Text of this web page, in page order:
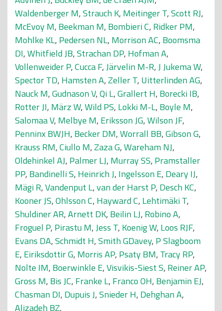
Waldenberger M,Strauch K, Meitinger T,Scott RJ,
McEvoy M, Beekman M, Bombieri C, Ridker PM,
Mohlke KL, Pedersen NL, Morrison AC, Boomsma
DI,Whitfield JB,Strachan DP, Hofman A,
Vollenweider P,Cucca F,Järvelin M-R,J Jukema W,
Spector TD, Hamsten A,Zeller T, Uitterlinden AG,
Nauck M,Gudnason V,Qi L,Grallert H, Borecki IB,
Rotter JI, März W,Wild PS, Lokki M-L, Boyle M,
Salomaa V, Melbye M, Eriksson JG,Wilson JF,
Penninx BWJH, Becker DM,Worrall BB,Gibson G,
Krauss RM,Ciullo M,Zaza G,Wareham NJ,
Oldehinkel AJ, Palmer LJ, Murray SS, Pramstaller
PP, Bandinelli S, Heinrich J, Ingelsson E, Deary IJ,
Mägi R,Vandenput L,van der Harst P, Desch KC,
Kooner JS,Ohlsson C, Hayward C, Lehtimäki T,
Shuldiner AR,Arnett DK, Beilin LJ, Robino A,
Froguel P, Pirastu M,Jess T, Koenig W, Loos RJF,
Evans DA,Schmidt H,Smith GDavey, P Slagboom
E, Eiriksdottir G, Morris AP, Psaty BM, Tracy RP,
Nolte IM, Boerwinkle E,Visvikis-Siest S, Reiner AP,
Gross M, Bis JC, Franke L, Franco OH, Benjamin EJ,
Chasman DI, Dupuis J,Snieder H, Dehghan A,
Alizadeh BZ.